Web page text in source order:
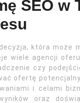
SEO w
która może
wiele agencji
czy
ofertę
i celami
oraz